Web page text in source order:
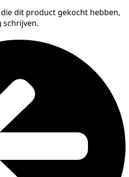
dit product gekocht hebben,
schrijven.